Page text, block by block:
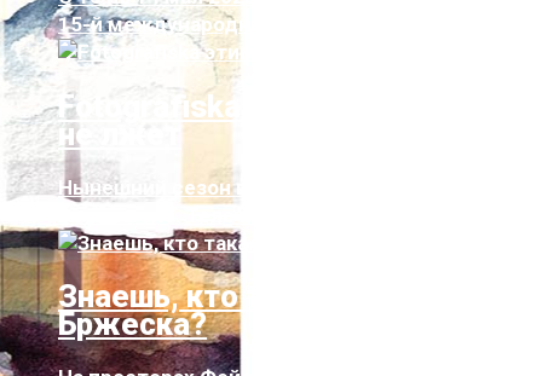
15-й международный фестиваль муз...
Fotografiska этим летом: тело
не лжет
Нынешний сезон выставок в Fotografiska —
Знаешь, кто такая Ирина
Бржеска?